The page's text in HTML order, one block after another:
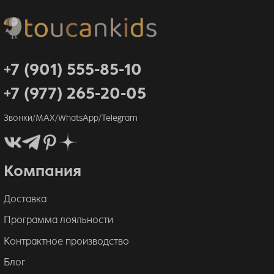
+7 (901) 555-85-10
+7 (977) 265-20-05
Звонки/MAX/WhatsApp/Telegram
Компания
Доставка
Программа лояльности
Контрактное производство
Блог